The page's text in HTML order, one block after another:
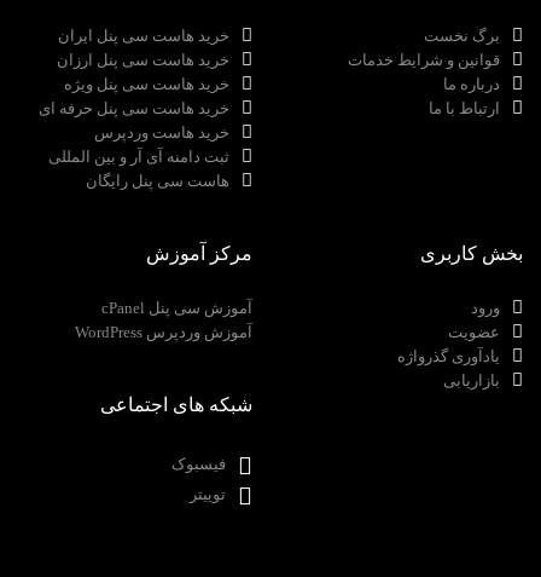
برگ نخست
قوانین و شرایط خدمات
درباره ما
ارتباط با ما
خرید هاست سی پنل ایران
خرید هاست سی پنل ارزان
خرید هاست سی پنل ویژه
خرید هاست سی پنل حرفه ای
خرید هاست وردپرس
ثبت دامنه آی آر و بین المللی
هاست سی پنل رایگان
بخش کاربری
ورود
عضویت
یادآوری گذرواژه
بازاریابی
مرکز آموزش
آموزش سی پنل cPanel
آموزش وردپرس WordPress
شبکه های اجتماعی
فیسبوک
توییتر